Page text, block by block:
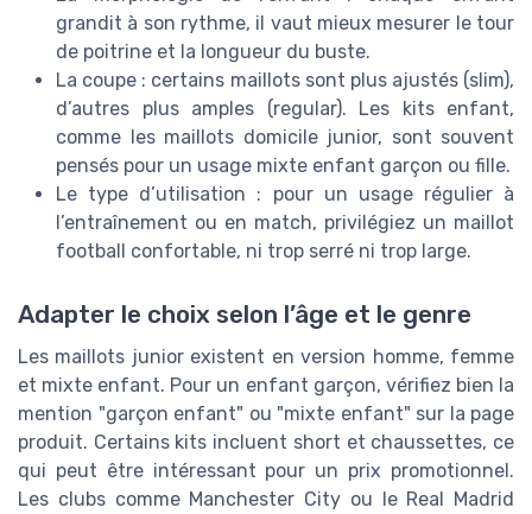
grandit à son rythme, il vaut mieux mesurer le tour
de poitrine et la longueur du buste.
La coupe : certains maillots sont plus ajustés (slim),
d’autres plus amples (regular). Les kits enfant,
comme les maillots domicile junior, sont souvent
pensés pour un usage mixte enfant garçon ou fille.
Le type d’utilisation : pour un usage régulier à
l’entraînement ou en match, privilégiez un maillot
football confortable, ni trop serré ni trop large.
Adapter le choix selon l’âge et le genre
Les maillots junior existent en version homme, femme
et mixte enfant. Pour un enfant garçon, vérifiez bien la
mention "garçon enfant" ou "mixte enfant" sur la page
produit. Certains kits incluent short et chaussettes, ce
qui peut être intéressant pour un prix promotionnel.
Les clubs comme Manchester City ou le Real Madrid